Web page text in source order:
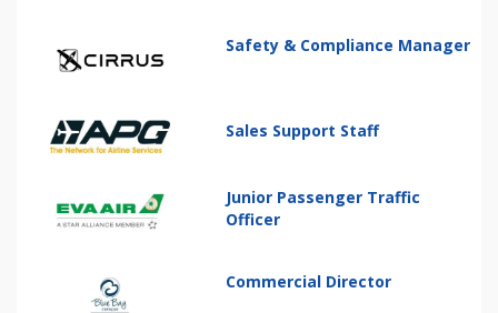
Safety & Compliance Manager
Sales Support Staff
Junior Passenger Traffic
Officer
Commercial Director